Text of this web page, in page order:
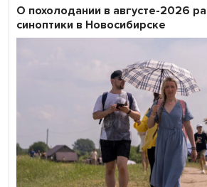
О похолодании в августе-2026
синоптики в Новосибирске